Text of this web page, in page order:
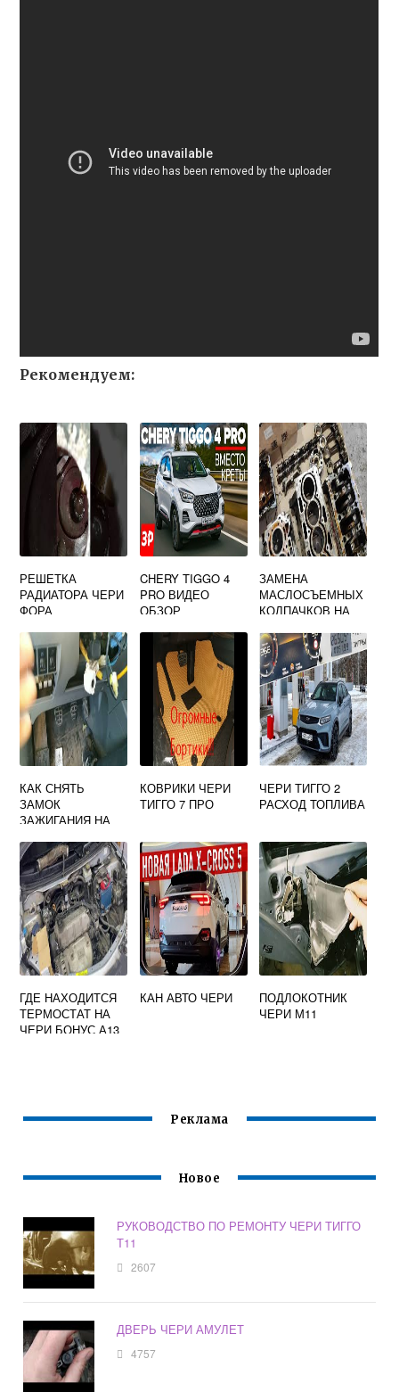
Рекомендуем:
РЕШЕТКА
РАДИАТОРА ЧЕРИ
ФОРА
CHERY TIGGO 4
PRO ВИДЕО
ОБЗОР
ЗАМЕНА
МАСЛОСЪЕМНЫХ
КОЛПАЧКОВ НА
КАК СНЯТЬ
ЗАМОК
ЗАЖИГАНИЯ НА
КОВРИКИ ЧЕРИ
ТИГГО 7 ПРО
ЧЕРИ ТИГГО 2
РАСХОД ТОПЛИВА
ГДЕ НАХОДИТСЯ
ТЕРМОСТАТ НА
ЧЕРИ БОНУС А13
КАН АВТО ЧЕРИ
ПОДЛОКОТНИК
ЧЕРИ М11
Реклама
Новое
РУКОВОДСТВО ПО РЕМОНТУ ЧЕРИ ТИГГО
Т11
2607
ДВЕРЬ ЧЕРИ АМУЛЕТ
4757